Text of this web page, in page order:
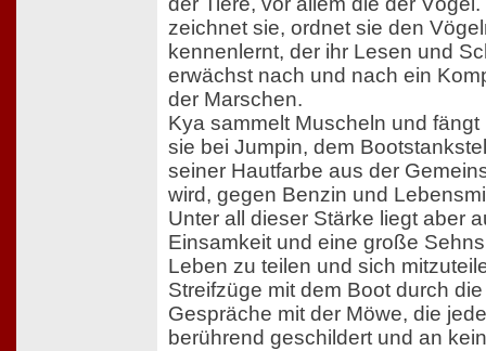
zeichnet sie, ordnet sie den
kennenlernt, der ihr Lesen und
erwächst nach und nach ein
der Marschen.
Kya sammelt Muscheln und
sie bei Jumpin, dem
seiner Hautfarbe aus der
wird, gegen Benzin und
Unter all dieser Stärke liegt aber
Einsamkeit und eine große
Leben zu teilen und sich
Streifzüge mit dem Boot durch
Gespräche mit der Möwe, die
berührend geschildert und an